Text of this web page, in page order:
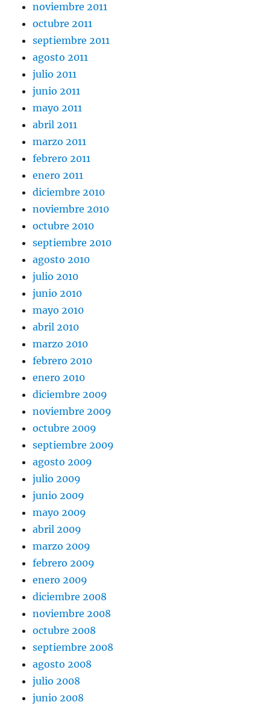
noviembre 2011
octubre 2011
septiembre 2011
agosto 2011
julio 2011
junio 2011
mayo 2011
abril 2011
marzo 2011
febrero 2011
enero 2011
diciembre 2010
noviembre 2010
octubre 2010
septiembre 2010
agosto 2010
julio 2010
junio 2010
mayo 2010
abril 2010
marzo 2010
febrero 2010
enero 2010
diciembre 2009
noviembre 2009
octubre 2009
septiembre 2009
agosto 2009
julio 2009
junio 2009
mayo 2009
abril 2009
marzo 2009
febrero 2009
enero 2009
diciembre 2008
noviembre 2008
octubre 2008
septiembre 2008
agosto 2008
julio 2008
junio 2008